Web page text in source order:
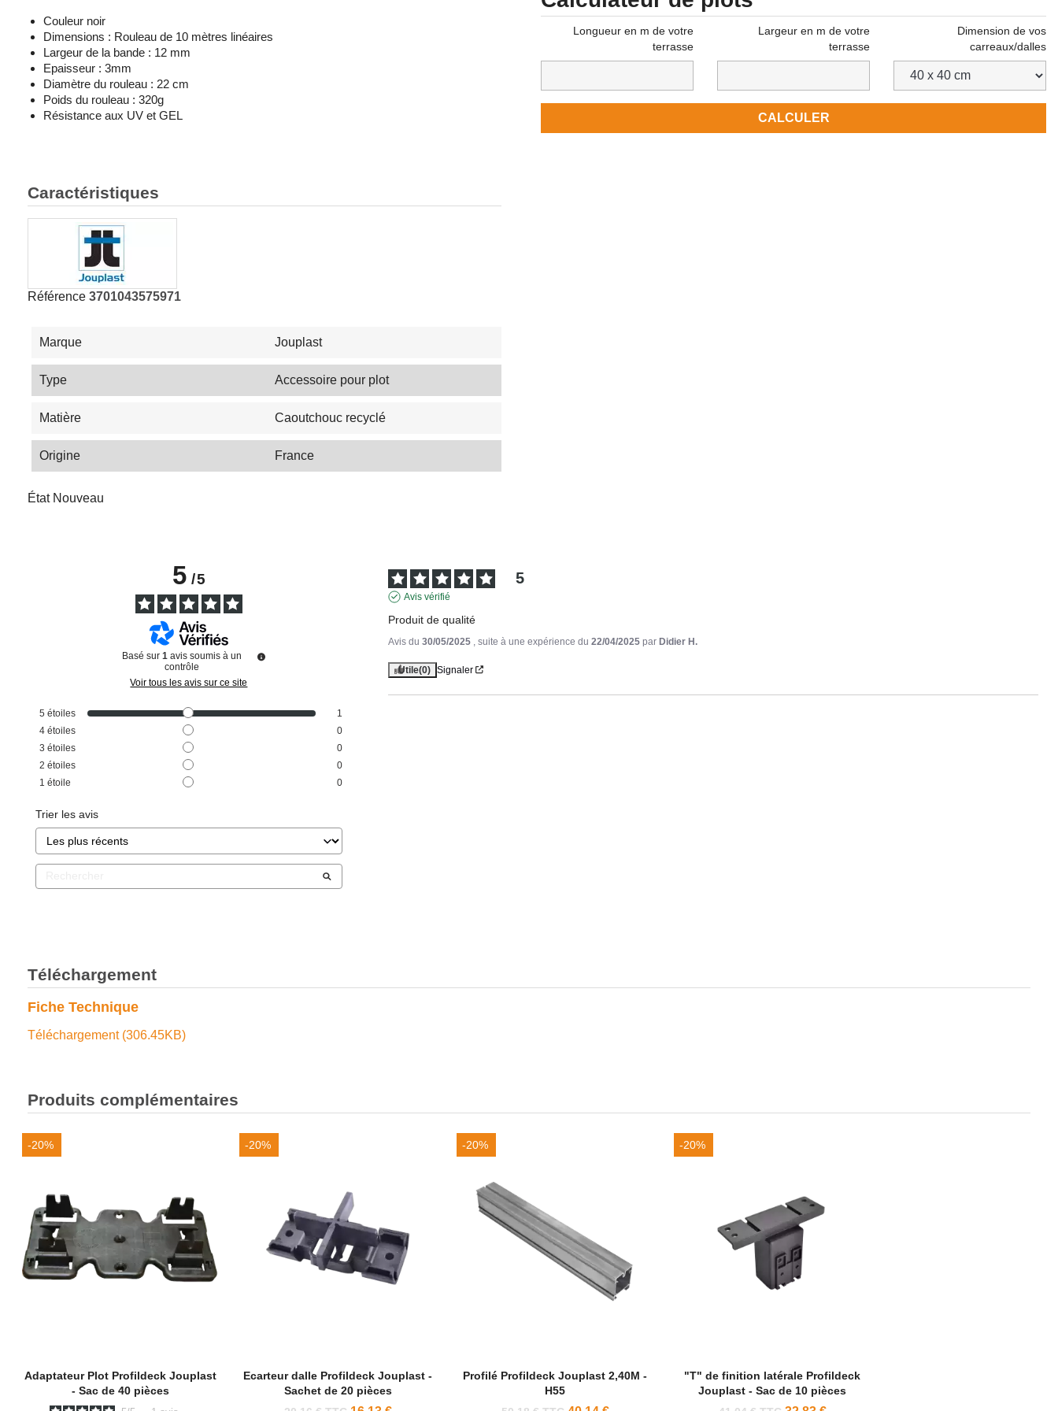
Couleur noir
Dimensions : Rouleau de 10 mètres linéaires
Largeur de la bande : 12 mm
Epaisseur : 3mm
Diamètre du rouleau : 22 cm
Poids du rouleau : 320g
Résistance aux UV et GEL
Caractéristiques
Référence 3701043575971
Marque Jouplast
Type Accessoire pour plot
Matière Caoutchouc recyclé
Origine France
État Nouveau
Longueur en m de votre
terrasse
Largeur en m de votre
terrasse
Dimension de vos
carreaux/dalles
CALCULER
5/5
Basé sur 1 avis soumis à un
contrôle
Voir tous les avis sur ce site
5 étoiles
1
4 étoiles
0
3 étoiles
0
2 étoiles
0
1 étoile 0
Trier les avis
5
Avis vérifié
Produit de qualité
Avis du30/05/2025 , suite à une expérience du22/04/2025 parDidier H.
Utile(0) Signaler
Téléchargement
Fiche Technique
Téléchargement (306.45KB)
Produits complémentaires
Adaptateur Plot Profildeck Jouplast
- Sac de 40 pièces
-20%
Ecarteur dalle Profildeck Jouplast -
Sachet de 20 pièces
-20%
Profilé Profildeck Jouplast 2,40M -
H55
-20%
"T" de finition latérale Profildeck
Jouplast - Sac de 10 pièces
-20%